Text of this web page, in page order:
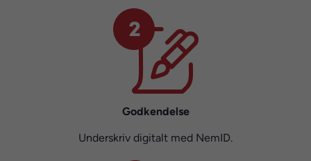
Godkendelse
Underskriv digitalt med NemID.